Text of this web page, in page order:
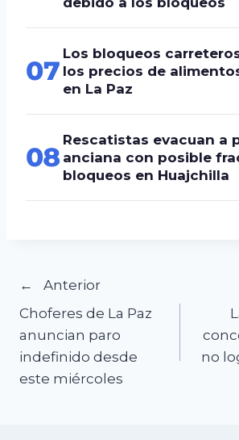
07
Los bloqueos
los precios de
en La Paz
08
Rescatistas evacuan a
anciana con posible
bloqueos en Huajchilla
Navegación
de
entradas
Anterior
Choferes de La Paz
anuncian paro
indefinido desde
este miércoles
no